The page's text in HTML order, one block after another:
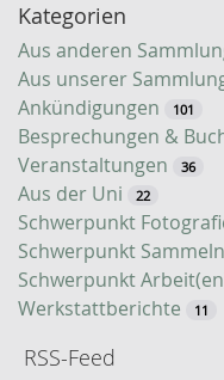
S
u
c
h
e
Kategorien
Aus anderen
Aus unserer
Ankündigungen 101
Besprechungen &
Veranstaltungen 36
Aus der Uni 22
Schwerpunkt
Schwerpunkt
Schwerpunkt
Werkstattberichte 11
RSS-Feed